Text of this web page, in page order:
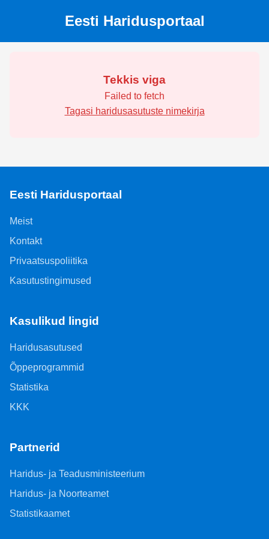
Eesti Haridusportaal
Tekkis viga
Failed to fetch
Tagasi haridusasutuste nimekirja
Eesti Haridusportaal
Meist
Kontakt
Privaatsuspoliitika
Kasutustingimused
Kasulikud lingid
Haridusasutused
Õppeprogrammid
Statistika
KKK
Partnerid
Haridus- ja Teadusministeerium
Haridus- ja Noorteamet
Statistikaamet